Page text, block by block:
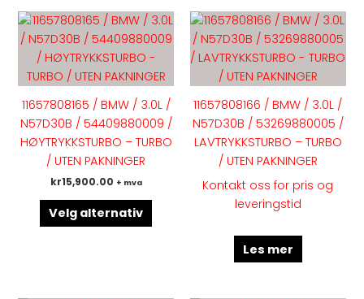
11657808165 / BMW / 3.0L /
N57D30B / 54409880009 /
HØYTRYKKSTURBO – TURBO
/ UTEN PAKNINGER
kr15,900.00 + mva
Velg alternativ
Dette
produktet
har
flere
varianter.
Alternativene
kan
velges
produktsiden
11657808166 / BMW / 3.0L /
N57D30B / 53269880005 /
LAVTRYKKSTURBO – TURBO
/ UTEN PAKNINGER
Kontakt oss for pris og
leveringstid
Les mer